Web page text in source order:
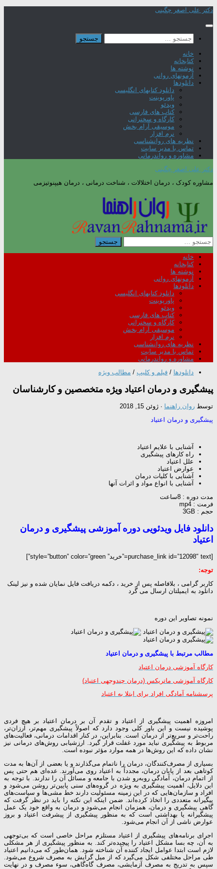
Skip
content
دکتر علی اصغر چگینی
جستجو
برای:
خانه
کتابخانه
نوشته ها
آزمونهای روانی
دانلودها
دانلود کتابهای انگلیسی
پاورپوینت
ویدئو
کتاب های فارسی
کارگاه و سخنرانی
موسیقی آرام بخش
نرم افزار
نظریه های روانشناسی
تماس با مدیر سایت
مشاوره و رواندرمانی
دکتر علی اصغر چگینی
مشاوره کودک ، درمان اختلالات ، شناخت درمانی ، درمان هیپنوتیزمی
جستجو
برای:
خانه
کتابخانه
نوشته ها
آزمونهای روانی
دانلودها
دانلود کتابهای انگلیسی
پاورپوینت
ویدئو
کتاب های فارسی
کارگاه و سخنرانی
موسیقی آرام بخش
نرم افزار
نظریه های روانشناسی
تماس با مدیر سایت
مشاوره و رواندرمانی
دانلودها / فیلم و کلیپ / مطالب ویژه
پیشگیری و درمان اعتیاد ویژه متخصصین و کارشناسان
توسط روان راهنما · ژوئن 15, 2018
پیشگیری و درمان اعتیاد
آشنایی با علایم اعتیاد
راه کارهای پیشگیری
علل اعتیاد
عوارض اعتیاد
آشنایی با کلیات درمان
آشنایی با انواع مواد و اثرات آنها
مدت دوره : 8ساعت
فرمت : mp4
حجم : 3GB
دانلود فایل ویدئویی دوره آموزشی پیشگیری و درمان
اعتیاد
[purchase_link id=”12098″ text=”خرید” style=”button” color=”green”]
توجه:
کاربر گرامی ، بلافاصله پس از خرید ، دکمه دریافت فایل نمایان شده و نیز لینک
دانلود به ایمیلتان ارسال می گرد
نمونه تصاویر این دوره
مطالب مرتبط با پیشگیری و درمان اعتیاد
کارگاه آموزشی درمان اعتیاد
کارگاه آموزشی ماتریکس (درمان چندوجهی اعتیاد)
پرسشنامه آمادگی افراد برای ابتلا به اعتیاد
امروزه اهمیت پیشگیری از اعتیاد و تقدم آن بر درمان اعتیاد بر هیچ فردی
پوشیده نیست و این باور کلی وجود دارد که اصولاً پیشگیری مهم‌تر، ارزان‌تر،
راحت‌تر و سریع‌تر از درمان است. بنابراین، در کنار اقدامات درمانی، فعالیت‌های
مربوط به پیشگیری نباید مورد غفلت قرار گیرد. ارزشیابی روش‌های درمانی نیز
نشان داده که این روش‌ها در همه موارد مؤثر نبوده است.
بسیاری از مصرف‌کنندگان، درمان را ناتمام می‌گذارند و یا بعضی از آن‌ها به مدت
کوتاهی بعد از پایان درمان، مجدداً به اعتیاد روی می‌آورند. عده‌ای هم حتی پس
از اتمام درمان، آمادگی روبه‌رو شدن با جامعه و مسائل آن را ندارند. با توجه به
این دلایل، اهمیت پیشگیری به ویژه در گروه‌های سنی پایین‌تر روشن می‌شود و
افراد و سازمان‌هایی که در این زمینه مسئولیت دارند خط مشی‌ها و سیاست‌های
پیگیرانه متعددی را اتخاذ کرده‌اند. ضمن اینکه این نکته را باید در نظر گرفت که
گاهی پیشگیری و درمان، همزمان انجام می‌شود و درمان به واقع خود یک عمل
پیشگیرانه یا بهداشتی است که به منظور پیشگیری از پیشرفت اعتیاد و بروز
عوارض ناشی از آن انجام می‌شود.
اجرای برنامه‌های پیشگیری از اعتیاد مستلزم مراحل خاصی است که بی‌توجهی
به آن، چه بسا مشکل اعتیاد را پیچیده‌تر کند. به منظور پیشگیری از هر مشکلی
لازم است ابتدا عوامل ایجاد کننده آن شناخته شود. همان‌طور که می‌دانیم اعتیاد
طی مراحل مختلفی شکل می‌گیرد که از میل گرایش به مصرف شروع می‌شود.
سپس به تدریج به مصرف آزمایشی، مصرف گاه‌گاهی، سوء مصرف و در نهایت